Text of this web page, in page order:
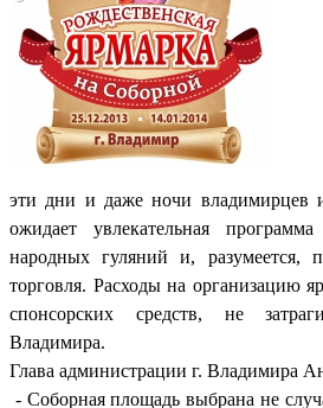
эти дни и даже ночи владимирцев
ожидает увлекательная
народных гуляний и, разумеется,
торговля. Расходы на организацию
спонсорских средств, не
Владимира.
Глава администрации г. Владимира
- Соборная площадь выбрана не